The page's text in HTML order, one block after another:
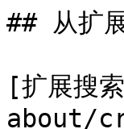
## 从扩
[扩展
about/